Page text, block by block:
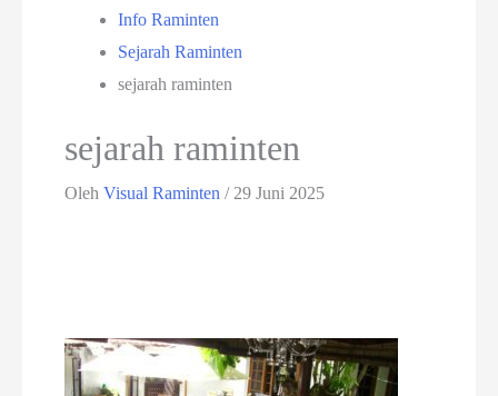
Info Raminten
Sejarah Raminten
sejarah raminten
sejarah raminten
OlehVisual Raminten/ 29 Juni 2025